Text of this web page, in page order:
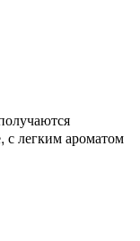
легким ароматом